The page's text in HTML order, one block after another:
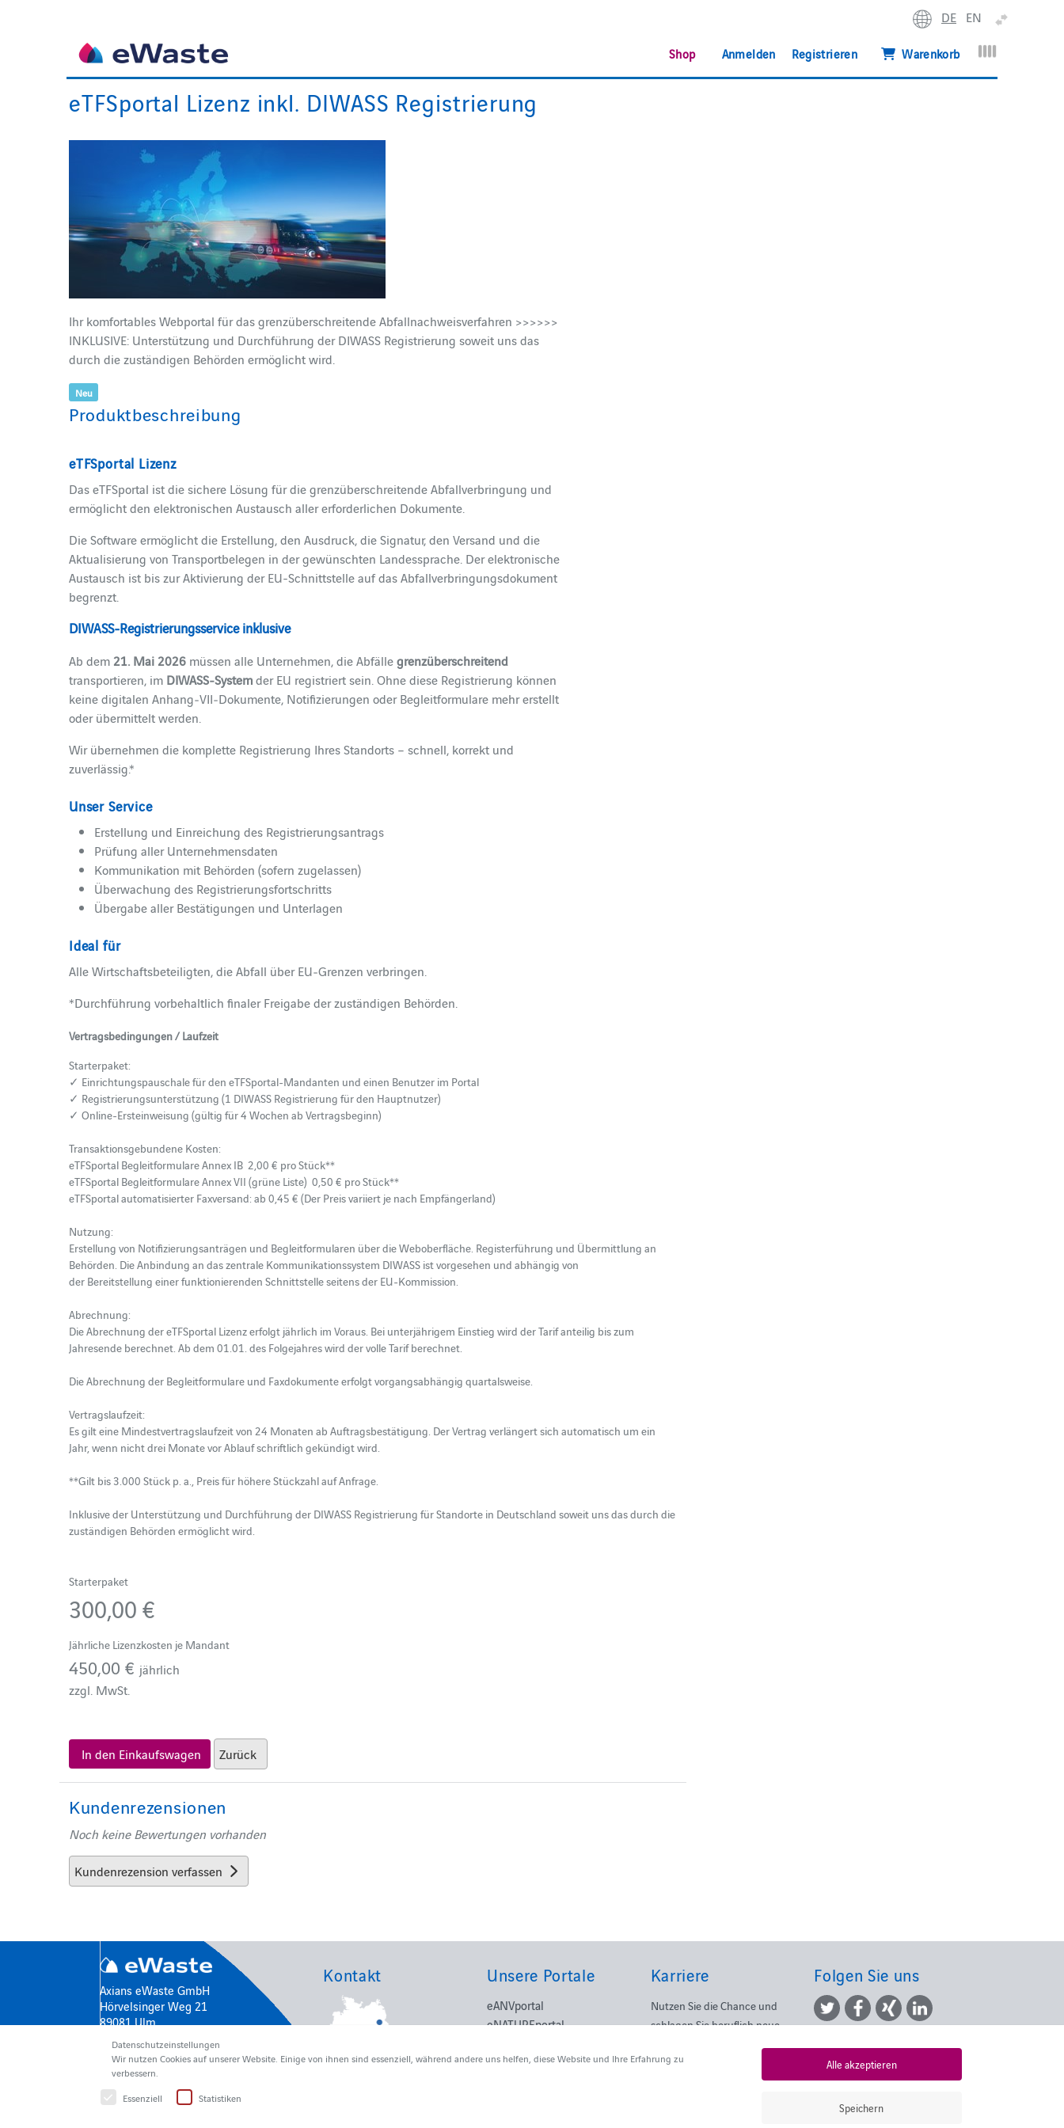
DE EN erweitern
Shop Anmelden Registrieren Warenkorb
eTFSportal Lizenz inkl. DIWASS Registrierung
Ihr komfortables Webportal für das grenzüberschreitende Abfallnachweisverfahren >>>>>>
INKLUSIVE: Unterstützung und Durchführung der DIWASS Registrierung soweit uns das
durch die zuständigen Behörden ermöglicht wird.
Neu
Produktbeschreibung
eTFSportal Lizenz
Das eTFSportal ist die sichere Lösung für die grenzüberschreitende Abfallverbringung und
ermöglicht den elektronischen Austausch aller erforderlichen Dokumente.
Die Software ermöglicht die Erstellung, den Ausdruck, die Signatur, den Versand und die
Aktualisierung von Transportbelegen in der gewünschten Landessprache. Der elektronische
Austausch ist bis zur Aktivierung der EU-Schnittstelle auf das Abfallverbringungsdokument
begrenzt.
DIWASS-Registrierungsservice inklusive
Ab dem 21. Mai 2026 müssen alle Unternehmen, die Abfällegrenzüberschreitend
transportieren, im DIWASS‑Systemder EU registriert sein. Ohne diese Registrierung können
keine digitalen Anhang‑VII‑Dokumente, Notifizierungen oder Begleitformulare mehr erstellt
oder übermittelt werden.
Wir übernehmen die komplette Registrierung Ihres Standorts – schnell, korrekt und
zuverlässig.*
Unser Service
Erstellung und Einreichung des Registrierungsantrags
Prüfung aller Unternehmensdaten
Kommunikation mit Behörden (sofern zugelassen)
Überwachung des Registrierungsfortschritts
Übergabe aller Bestätigungen und Unterlagen
Ideal für
Alle Wirtschaftsbeteiligten, die Abfall über EU‑Grenzen verbringen.
*Durchführung vorbehaltlich finaler Freigabe der zuständigen Behörden.
Vertragsbedingungen / Laufzeit
Starterpaket:
✓ Einrichtungspauschale für den eTFSportal-Mandanten und einen Benutzer im Portal
✓ Registrierungsunterstützung (1 DIWASS Registrierung für den Hauptnutzer)
✓ Online-Ersteinweisung (gültig für 4 Wochen ab Vertragsbeginn)
Transaktionsgebundene Kosten:
eTFSportal Begleitformulare Annex IB  2,00 € pro Stück**
eTFSportal Begleitformulare Annex VII (grüne Liste)  0,50 € pro Stück**
eTFSportal automatisierter Faxversand: ab 0,45 € (Der Preis variiert je nach Empfängerland)
Nutzung:
Erstellung von Notifizierungsanträgen und Begleitformularen über die Weboberfläche. Registerführung und Übermittlung an
Behörden. Die Anbindung an das zentrale Kommunikationssystem DIWASS ist vorgesehen und abhängig von
der Bereitstellung einer funktionierenden Schnittstelle seitens der EU-Kommission.
Abrechnung:
Die Abrechnung der eTFSportal Lizenz erfolgt jährlich im Voraus. Bei unterjährigem Einstieg wird der Tarif anteilig bis zum
Jahresende berechnet. Ab dem 01.01. des Folgejahres wird der volle Tarif berechnet.
Die Abrechnung der Begleitformulare und Faxdokumente erfolgt vorgangsabhängig quartalsweise.
Vertragslaufzeit:
Es gilt eine Mindestvertragslaufzeit von 24 Monaten ab Auftragsbestätigung. Der Vertrag verlängert sich automatisch um ein
Jahr, wenn nicht drei Monate vor Ablauf schriftlich gekündigt wird.
**Gilt bis 3.000 Stück p. a., Preis für höhere Stückzahl auf Anfrage.
Inklusive der Unterstützung und Durchführung der DIWASS Registrierung für Standorte in Deutschland soweit uns das durch die
zuständigen Behörden ermöglicht wird.
Starterpaket
300,00 €
Jährliche Lizenzkosten je Mandant
450,00 € jährlich
zzgl. MwSt.
In den Einkaufswagen Zurück
Kundenrezensionen
Noch keine Bewertungen vorhanden
Kundenrezension verfassen
Axians eWaste GmbH
Hörvelsinger Weg 21
89081 Ulm
info@axians-ewaste.com
+49 731 1551-115
Kontakt Unsere Portale
eANVportal
eNATUREportal
eSERVICEportal
Karriere
Nutzen Sie die Chance und
schlagen Sie beruflich neue
Folgen Sie uns
Datenschutzeinstellungen
Wir nutzen Cookies auf unserer Website. Einige von ihnen sind essenziell, während andere uns helfen, diese Website und Ihre Erfahrung zu
verbessern.
Essenziell
Statistiken
Alle akzeptieren
Speichern